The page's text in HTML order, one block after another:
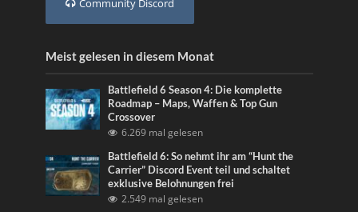
Community Discord
Meist gelesen in diesem Monat
Battlefield 6 Season 4: Die komplette
Roadmap – Maps, Waffen & Top Gun
Crossover
6.269 mal gelesen
Battlefield 6: So nehmt ihr am “Hunt the
Carrier” Discord Event teil und schaltet
exklusive Belohnungen frei
2.549 mal gelesen